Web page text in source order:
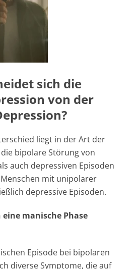
sich die
von der
liegt in der Art der
bipolare Störung von
auch depressiven Episoden
mit unipolarer
depressive Episoden.
manische Phase
Episode bei bipolaren
diverse Symptome, die auf